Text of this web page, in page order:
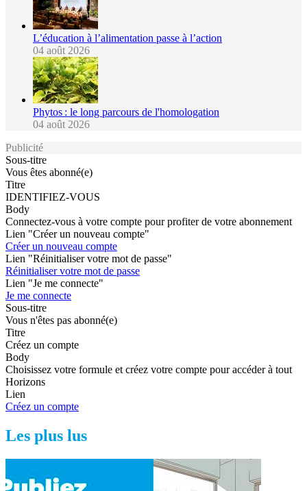
L’éducation à l’alimentation passe à l’action
04 août 2026
Phytos : le long parcours de l'homologation
04 août 2026
Publicité
Sous-titre
Vous êtes abonné(e)
Titre
IDENTIFIEZ-VOUS
Body
Connectez-vous à votre compte pour profiter de votre abonnement
Lien "Créer un nouveau compte"
Créer un nouveau compte
Lien "Réinitialiser votre mot de passe"
Réinitialiser votre mot de passe
Lien "Je me connecte"
Je me connecte
Sous-titre
Vous n'êtes pas abonné(e)
Titre
Créez un compte
Body
Choisissez votre formule et créez votre compte pour accéder à tout
Horizons
Lien
Créez un compte
Les plus lus